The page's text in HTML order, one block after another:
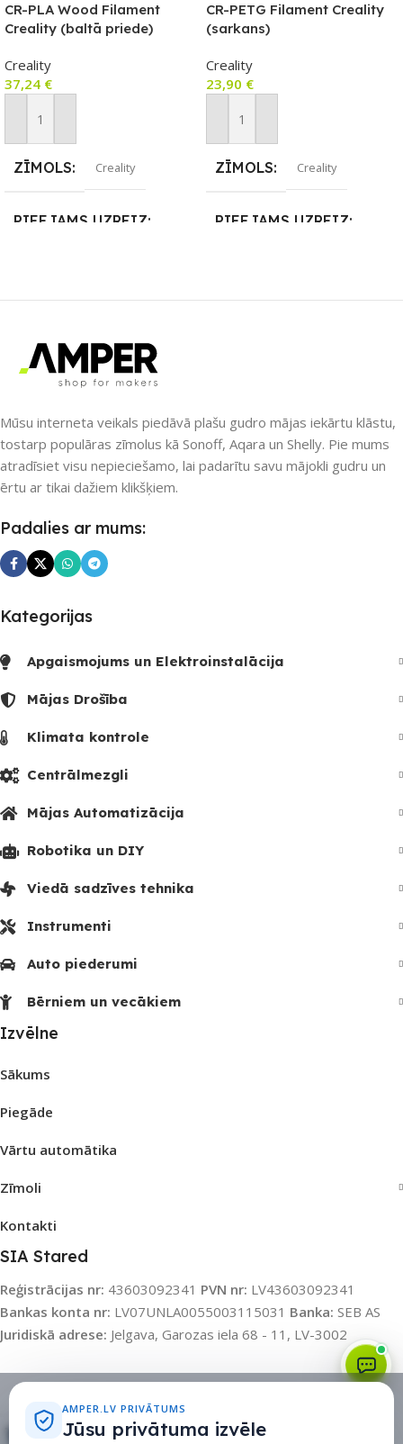
CR-PLA Wood Filament
Creality (baltā priede)
Creality
37,24 €
Pievienot Grozam
ZĪMOLS Creality
PIEEJAMS UZREIZ
CR-PETG Filament Creality
(sarkans)
Creality
23,90 €
Pievienot Grozam
ZĪMOLS Creality
PIEEJAMS UZREIZ
Mūsu interneta veikals piedāvā plašu gudro mājas iekārtu klāstu,
tostarp populāras zīmolus kā Sonoff, Aqara un Shelly. Pie mums
atradīsiet visu nepieciešamo, lai padarītu savu mājokli gudru un
ērtu ar tikai dažiem klikšķiem.
Padalies ar mums:
Kategorijas
Apgaismojums un Elektroinstalācija
Mājas Drošība
Klimata kontrole
Centrālmezgli
Mājas Automatizācija
Robotika un DIY
Viedā sadzīves tehnika
Instrumenti
Auto piederumi
Bērniem un vecākiem
Izvēlne
Sākums
Piegāde
Vārtu automātika
Zīmoli
Kontakti
SIA Stared
Reģistrācijas nr: 43603092341 PVN nr: LV43603092341
Bankas konta nr: LV07UNLA0055003115031 Banka: SEB AS
Juridiskā adrese: Jelgava, Garozas iela 68 - 11, LV-3002
AMPER.LV PRIVĀTUMS
Jūsu privātuma izvēle